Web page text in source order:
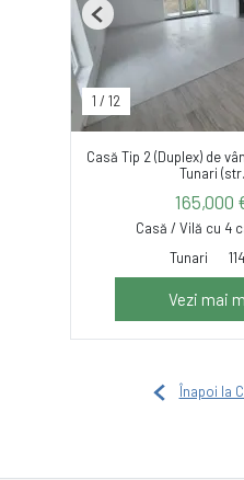
1 / 12
Previous
Casă Tip 2 (Duplex) de
Tunari
165,000
Casă / Vilă cu 4
Tunari
Vezi mai
Înapoi la